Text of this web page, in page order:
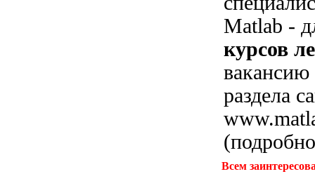
Matlab -
курсов
вакансию
раздела
Всем